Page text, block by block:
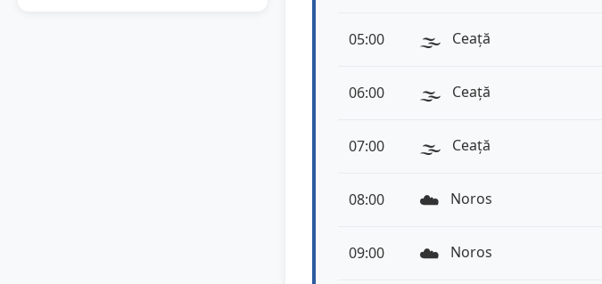
05:00 🌫️ Ceață
06:00 🌫️ Ceață
07:00 🌫️ Ceață
08:00 ☁️ Noros
09:00 ☁️ Noros